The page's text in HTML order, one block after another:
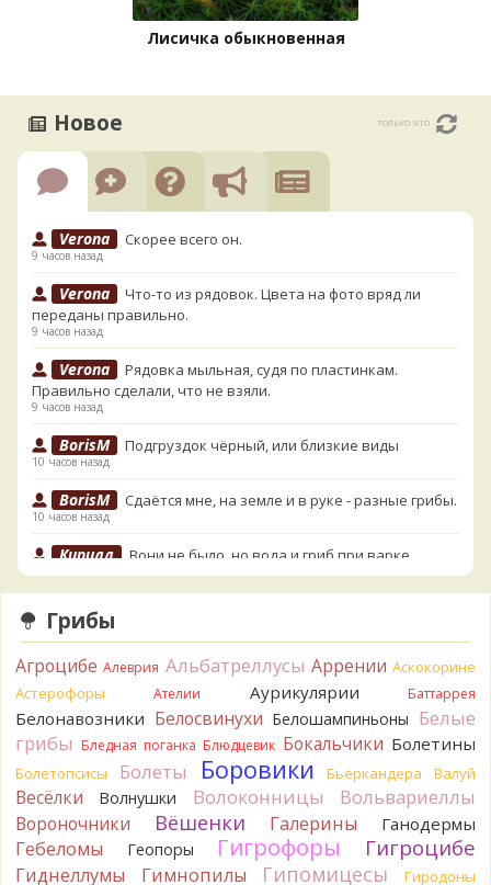
Лисичка обыкновенная
Новое только что
Verona Скорее всего он.
9 часов назад
Verona
Что-то из рядовок. Цвета на фото вряд ли
переданы правильно.
9 часов назад
Verona
Рядовка мыльная, судя по пластинкам.
Правильно сделали, что не взяли.
9 часов назад
BorisM Подгруздок чёрный, или близкие виды
10 часов назад
BorisM Сдаётся мне, на земле и в руке - разные грибы.
10 часов назад
Кирилл
Вони не было, но вода и гриб при варке
начали желтеть. Выкинул. Большое спасибо.
11 часов назад
Кирилл
11 часов назад
Tatiana_A
Да. Но они не все безоговорочно
съедобны.
12 часов назад
В следующий раз вырвите его целиком и
разрежьте ножку вертикально. Именно вертикально.
Пожелтение у самого основания - значит, Ш. Желтокожий,
ядовит. Иногда полезно гриб сварить, Желтокожий и еще
несколько ядовитых начинают жутко вонять химией, и
12 часов назад
Грибы
Агроцибе Алеврия Альбатреллусы Аррении Аскокорине
Астерофоры
Ателии Аурикулярии Баттаррея
Белонавозники Белосвинухи Белошампиньоны Белые
грибы Бледная поганка Блюдцевик Бокальчики Болетины
Болетопсисы Болеты Боровики Бьеркандера Валуй
Весёлки Волнушки Волоконницы Вольвариеллы
Вороночники Вёшенки Галерины Ганодермы
Гебеломы Геопоры Гигрофоры Гигроцибе
Гиднеллумы Гимнопилы Гипомицесы Гиродоны